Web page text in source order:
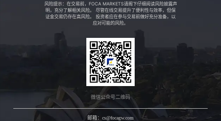
风险提示：在交易前，FOCA MARKETS请阁下仔细阅读风险披露声
明，充分了解相关风险。 尽管在线交易提升了便利性与效率，但保
证金交易仍存在高风险。 投资者应在参与交易前做好充分准备，以
应对可能的风险。
微信公众号二维码
邮箱：cs@focagw.com